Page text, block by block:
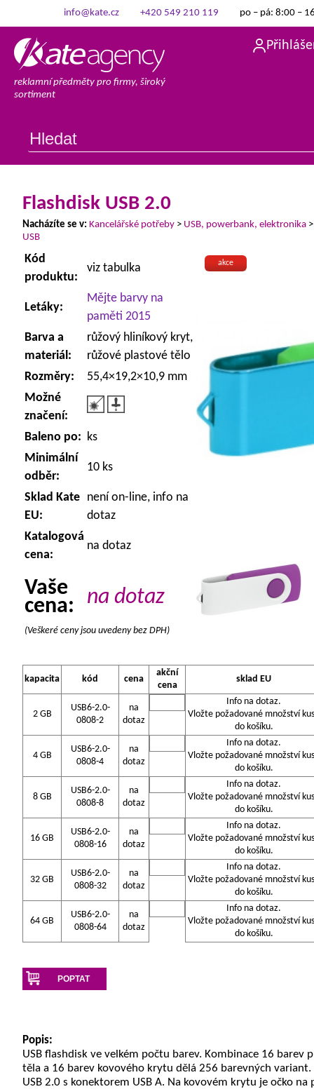
info@kate.cz +420 549 210 119 po – pá: 8:00 –
reklamní předměty pro firmy, široký
sortiment
Flashdisk USB 2.0
Nacházíte se v: Kancelářské potřeby > USB, powerbank, elektronika
USB
akce
Kód
produktu:
viz tabulka
Letáky:
Mějte barvy na
paměti 2015
Barva a
materiál:
růžový hliníkový kryt,
růžové plastové tělo
Rozměry:
55,4×19,2×10,9 mm
Možné
značení:
Baleno po: ks
Minimální
odběr:
10 ks
Sklad Kate
EU:
není on-line, info na
dotaz
Katalogová
cena:
na dotaz
Vaše
cena:
na dotaz
(Veškeré ceny jsou uvedeny bez DPH)
kapacita kód cena
akční
cena
sklad EU
2 GB
USB6-2.0-
0808-2
na
dotaz
Info na dotaz.
Vložte požadované množství
do košíku.
4 GB
USB6-2.0-
0808-4
na
dotaz
Info na dotaz.
Vložte požadované množství
do košíku.
8 GB
USB6-2.0-
0808-8
na
dotaz
Info na dotaz.
Vložte požadované množství
do košíku.
16 GB
USB6-2.0-
0808-16
na
dotaz
Info na dotaz.
Vložte požadované množství
do košíku.
32 GB
USB6-2.0-
0808-32
na
dotaz
Info na dotaz.
Vložte požadované množství
do košíku.
64 GB
USB6-2.0-
0808-64
na
dotaz
Info na dotaz.
Vložte požadované množství
do košíku.
POPTAT
Popis:
USB flashdisk ve velkém počtu barev. Kombinace 16 barev
těla a 16 barev kovového krytu dělá 256 barevných variant.
USB 2.0 s konektorem USB A. Na kovovém krytu je očko na